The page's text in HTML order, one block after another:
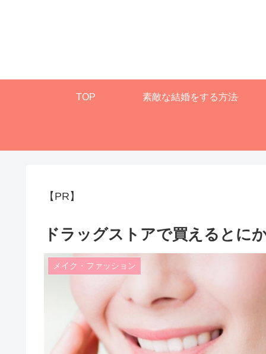
TOP 素敵な結婚をする方法
【PR】
ドラッグストアで買えるとに
メイク・ファッション